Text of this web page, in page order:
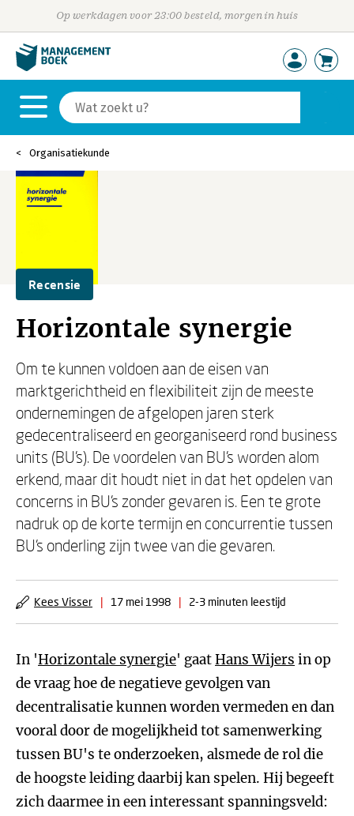
Op werkdagen voor 23:00 besteld, morgen in huis
Organisatiekunde
Recensie
Horizontale synergie
Om te kunnen voldoen aan de eisen van
marktgerichtheid en flexibiliteit zijn de meeste
ondernemingen de afgelopen jaren sterk
gedecentraliseerd en georganiseerd rond business
units (BU's). De voordelen van BU's worden alom
erkend, maar dit houdt niet in dat het opdelen van
concerns in BU's zonder gevaren is. Een te grote
nadruk op de korte termijn en concurrentie tussen
BU's onderling zijn twee van die gevaren.
Kees Visser | 17 mei 1998 | 2-3 minuten leestijd
In 'Horizontale synergie' gaatHans Wijers in op
de vraag hoe de negatieve gevolgen van
decentralisatie kunnen worden vermeden en dan
vooral door de mogelijkheid tot samenwerking
tussen BU's te onderzoeken, alsmede de rol die
de hoogste leiding daarbij kan spelen. Hij begeeft
zich daarmee in een interessant spanningsveld: